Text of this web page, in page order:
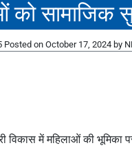
को सामाजिक
Posted on October 17, 2024 by
विकास में महिलाओं की